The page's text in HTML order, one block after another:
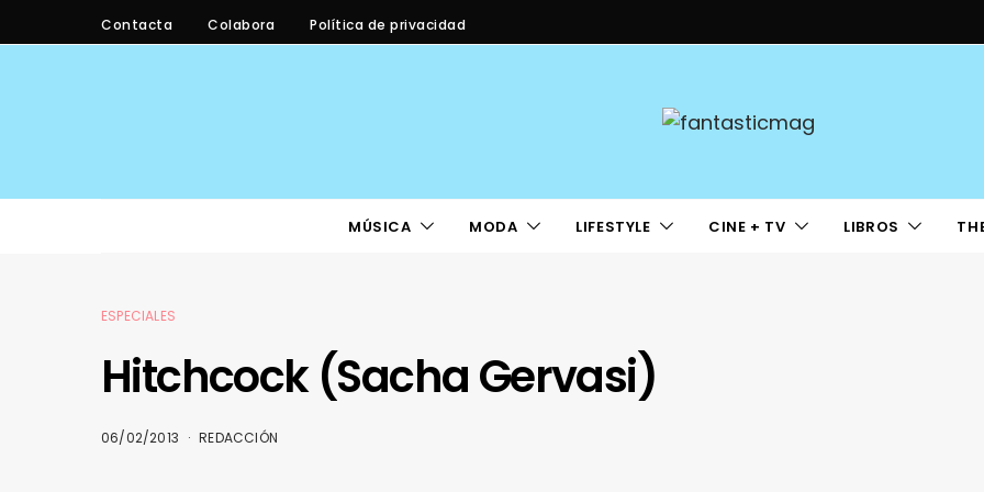
Contacta Colabora Política de privacidad
MÚSICA MODA LIFESTYLE CINE + TV LIBROS
ESPECIALES
Hitchcock (Sacha Gervasi)
06/02/2013 REDACCIÓN